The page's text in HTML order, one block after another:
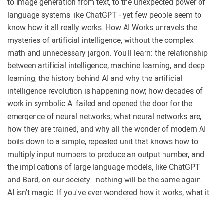
to image generation from text, to the unexpected power of
language systems like ChatGPT - yet few people seem to
know how it all really works. How AI Works unravels the
mysteries of artificial intelligence, without the complex
math and unnecessary jargon. You'll learn: the relationship
between artificial intelligence, machine learning, and deep
learning; the history behind AI and why the artificial
intelligence revolution is happening now; how decades of
work in symbolic AI failed and opened the door for the
emergence of neural networks; what neural networks are,
how they are trained, and why all the wonder of modern AI
boils down to a simple, repeated unit that knows how to
multiply input numbers to produce an output number, and
the implications of large language models, like ChatGPT
and Bard, on our society - nothing will be the same again.
AI isn't magic. If you've ever wondered how it works, what it